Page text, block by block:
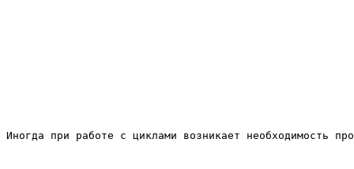
Иногда при работе с циклами возникает необходимость